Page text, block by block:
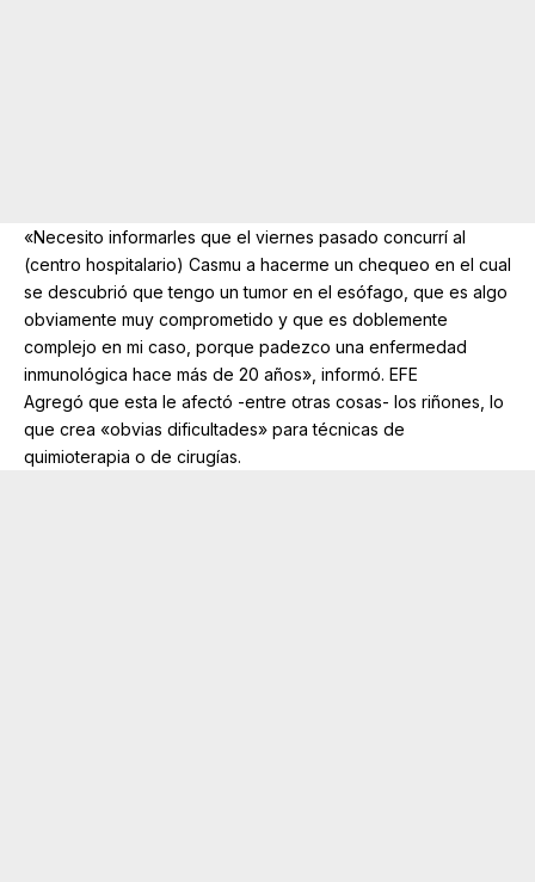
«Necesito informarles que el viernes pasado concurrí al
(centro hospitalario) Casmu a hacerme un chequeo en el cual
se descubrió que tengo un tumor en el esófago, que es algo
obviamente muy comprometido y que es doblemente
complejo en mi caso, porque padezco una enfermedad
inmunológica hace más de 20 años», informó. EFE
Agregó que esta le afectó -entre otras cosas- los riñones, lo
que crea «obvias dificultades» para técnicas de
quimioterapia o de cirugías.